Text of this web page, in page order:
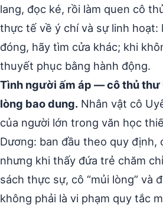
lang, đọc ké, rồi làm quen cô
thực tế về ý chí và sự linh hoạt:
đóng, hãy tìm cửa khác; khi
thuyết phục bằng hành động.
Tình người ấm áp — cô thủ thư
lòng bao dung. Nhân vật cô
của người lớn trong văn học
Dương: ban đầu theo quy định,
nhưng khi thấy đứa trẻ chăm
sách thực sự, cô “mủi lòng” và
không phải là vi phạm quy tắc